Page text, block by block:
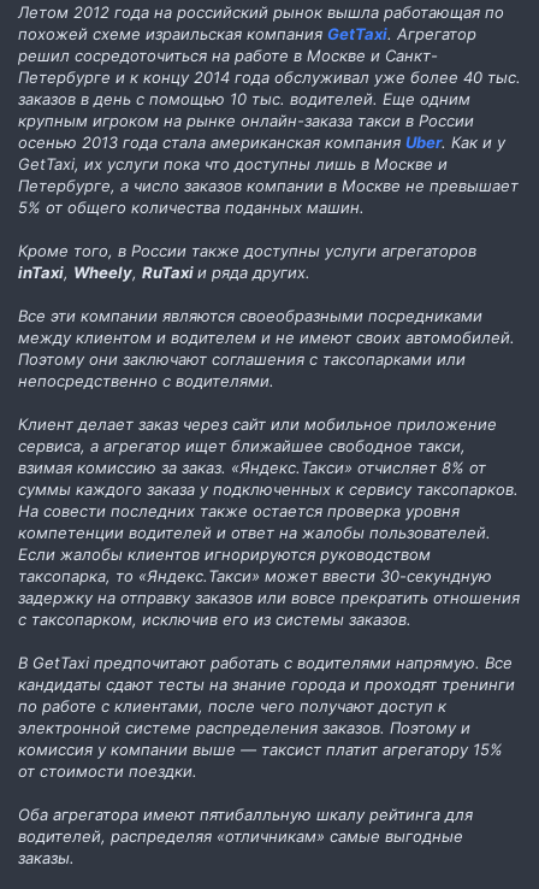
Летом 2012 года на российский рынок вышла работающая по
похожей схеме израильская компания GetTaxi. Агрегатор
решил сосредоточиться на работе в Москве и Санкт-
Петербурге и к концу 2014 года обслуживал уже более 40 тыс.
заказов в день с помощью 10 тыс. водителей. Еще одним
крупным игроком на рынке онлайн-заказа такси в России
осенью 2013 года стала американская компания Uber. Как и у
GetTaxi, их услуги пока что доступны лишь в Москве и
Петербурге, а число заказов компании в Москве не превышает
5% от общего количества поданных машин.
Кроме того, в России также доступны услуги агрегаторов
inTaxi, Wheely, RuTaxiи ряда других.
Все эти компании являются своеобразными посредниками
между клиентом и водителем и не имеют своих автомобилей.
Поэтому они заключают соглашения с таксопарками или
непосредственно с водителями.
Клиент делает заказ через сайт или мобильное приложение
сервиса, а агрегатор ищет ближайшее свободное такси,
взимая комиссию за заказ. «Яндекс.Такси» отчисляет 8% от
суммы каждого заказа у подключенных к сервису таксопарков.
На совести последних также остается проверка уровня
компетенции водителей и ответ на жалобы пользователей.
Если жалобы клиентов игнорируются руководством
таксопарка, то «Яндекс.Такси» может ввести 30-секундную
задержку на отправку заказов или вовсе прекратить отношения
с таксопарком, исключив его из системы заказов.
В GetTaxi предпочитают работать с водителями напрямую. Все
кандидаты сдают тесты на знание города и проходят тренинги
по работе с клиентами, после чего получают доступ к
электронной системе распределения заказов. Поэтому и
комиссия у компании выше — таксист платит агрегатору 15%
от стоимости поездки.
Оба агрегатора имеют пятибалльную шкалу рейтинга для
водителей, распределяя «отличникам» самые выгодные
заказы.